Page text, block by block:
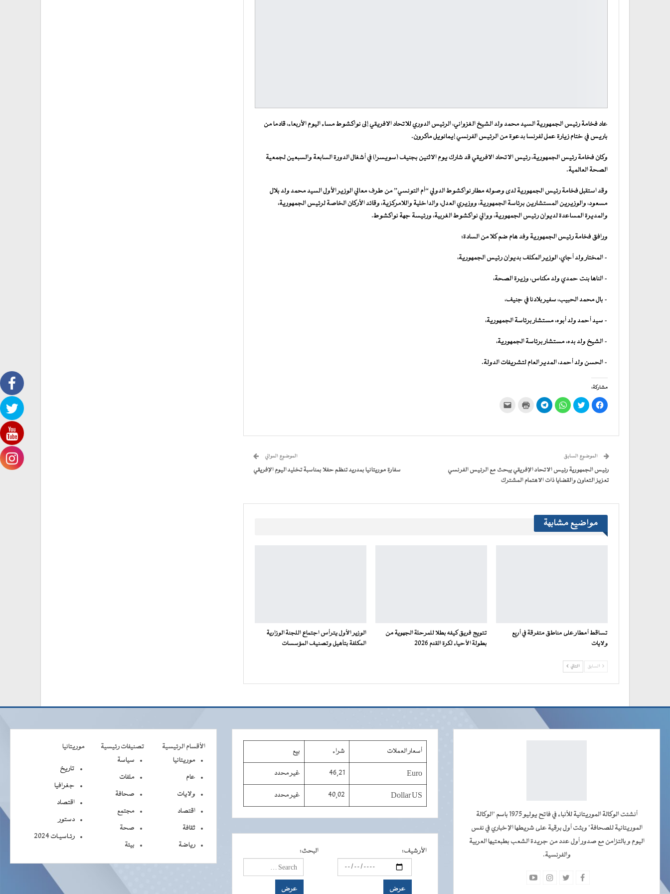
عاد فخامة رئيس الجمهورية السيد محمد ولد الشيخ الغزواني، الرئيس الدوري للاتحاد الافريقي إلى نواكشوط مساء اليوم الأربعاء، قادما من
باريس في ختام زيارة عمل لفرنسا بدعوة من الرئيس الفرنسي إيمانويل ماكرون.
وكان فخامة رئيس الجمهورية، رئيس الاتحاد الافريقي قد شارك يوم الاثنين بجنيف (سويسرا) في أشغال الدورة السابعة والسبعين لجمعية
الصحة العالمية.
وقد استقبل فخامة رئيس الجمهورية لدى وصوله مطار نواكشوط الدولي “أم التونسي” من طرف معالي الوزير الأول السيد محمد ولد بلال
مسعود، والوزيرين المستشارين برئاسة الجمهورية، ووزيري العدل، والداخلية واللامركزية، وقائد الأركان الخاصة لرئيس الجمهورية،
والمديرة المساعدة لديوان رئيس الجمهورية، ووالي نواكشوط الغربية، ورئيسة جهة نواكشوط.
ورافق فخامة رئيس الجمهورية وفد هام ضم كلا من السادة:
– المختار ولد أجاي، الوزير المكلف بديوان رئيس الجمهورية،
– الناها بنت حمدي ولد مكناس، وزيرة الصحة،
– بال محمد الحبيب، سفير بلادنا في جنيف،
– سيد أحمد ولد أبوه، مستشار برئاسة الجمهورية،
– الشيخ ولد بده، مستشار برئاسة الجمهورية،
– الحسن ولد أحمد، المدير العام لتشريفات الدولة.
مشاركة:
انقر
للمشاركة
على
اضغط
للمشاركة
على
انقر
للمشاركة
على
انقر
للمشاركة
اضغط
للطباعة
جديدة)
الموضوع السابق
رئيس الجمهورية رئيس الاتحاد الإفريقي يبحث مع الرئيس الفرنسي
تعزيز التعاون والقضايا ذات الاهتمام المشترك
الموضوع الموالي
سفارة موريتانيا بمدريد تنظم حفلا بمناسبة تخليد اليوم الإفريقي
مواضيع مشابهة
تساقط أمطار على مناطق متفرقة في أربع
ولايات
تتويج فريق كيفه بطلا للمرحلة الجهوية من
بطولة الأحياء لكرة القدم 2026
الوزير الأول يترأس اجتماع اللجنة الوزارية
المكلفة بتأهيل وتصنيف المؤسسات
السابق التالي
أنشئت الوكالة الموريتانية للأنباء في فاتح يوليو 1975 باسم "الوكالة
الموريتانية للصحافة" وبثت أول برقية على شريطها الإخباري في نفس
اليوم و بالتزامن مع صدور أول عدد من جريدة الشعب بطبعتيها العربية
والفرنسية.
أسعار العملات شراء بيع
Euro
46,21 غير محدد
Dollar US
40,02 غير محدد
الأرشيف: البحث:
الأقسام الرئيسية تصنيفات رئيسية
موريتانيا
موريتانيا
عام
ولايات
اقتصاد
ثقافة
رياضة
سياسة
ملفات
صحافة
مجتمع
صحة
بيئة
تاريخ
جغرافيا
اقتصاد
دستور
رئـاسيـات 2024